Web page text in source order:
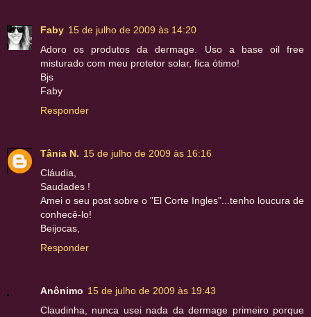
Faby 15 de julho de 2009 às 14:20
Adoro os produtos da dermage. Uso a base oil free
misturado com meu protetor solar, fica ótimo!
Bjs
Faby
Responder
Tânia N. 15 de julho de 2009 às 16:16
Cláudia,
Saudades !
Amei o seu post sobre o "El Corte Ingles"...tenho loucura de
conhecê-lo!
Beijocas,
Responder
Anônimo 15 de julho de 2009 às 19:43
Claudinha, nunca usei nada da dermage primeiro porque